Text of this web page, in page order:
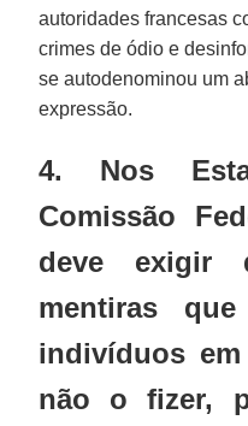
autoridades francesas
crimes de ódio e
se autodenominou um
expressão.
4. Nos
Comissão
deve exigir
mentiras
indivíduos
não o fizer,